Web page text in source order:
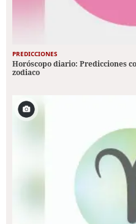
PREDICCIONES
Horóscopo diario: Predicciones
zodiaco